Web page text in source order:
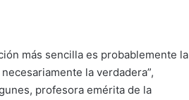
más sencilla es probablemente la
la verdadera”,
profesora emérita de la